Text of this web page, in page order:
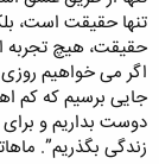
تنها حقیقت است،
حقیقت، هیچ تجربه
اگر می خواهیم
جایی برسیم که کم
دوست بداریم و
زندگی بگذریم”.